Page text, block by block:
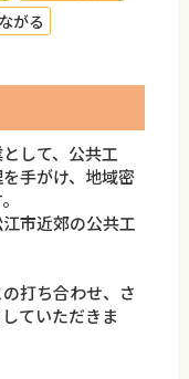
がる
して、公共工
手がけ、地域密
市近郊の公共工
打ち合わせ、さ
ていただきま